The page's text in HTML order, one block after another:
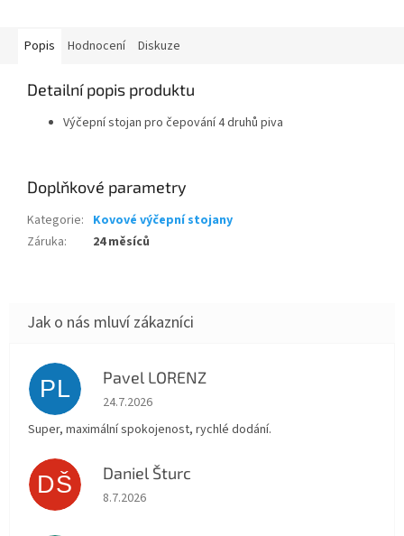
Popis Hodnocení Diskuze
Detailní popis produktu
Výčepní stojan pro čepování 4 druhů piva
Doplňkové parametry
Kategorie: Kovové výčepní stojany
Záruka: 24 měsíců
PL Pavel LORENZ
Hodnocení obchodu je 5 z 5 hvězdiček.
24.7.2026
Super, maximální spokojenost, rychlé dodání.
DŠ Daniel Šturc
Hodnocení obchodu je 5 z 5 hvězdiček.
8.7.2026